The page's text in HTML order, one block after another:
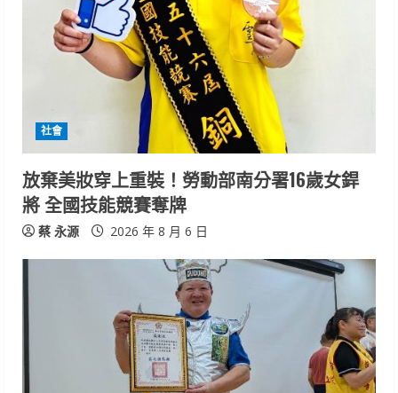
g
社會
放棄美妝穿上重裝！勞動部南分署16歲女銲
將 全國技能競賽奪牌
蔡 永源 2026 年 8 月 6 日